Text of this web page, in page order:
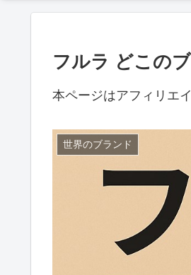
フルラ どこの
本ページはアフィリエ
世界のブランド